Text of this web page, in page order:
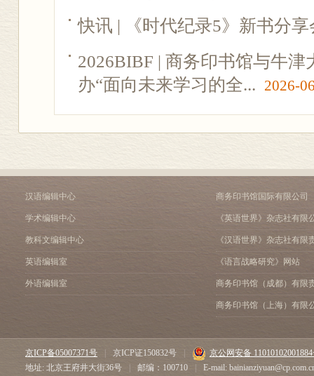
快讯 | 《时代纪录5》新书分
2026BIBF | 商务印书馆与牛
办“面向未来学习的全... 2026-
汉语编辑中心
学术编辑中心
教科文编辑中心
英语编辑室
外语编辑室
商务印书馆国际有限公司
《英语世界》杂志社有限
《汉语世界》杂志社有限
《语言战略研究》网站
商务印书馆（成都）有限
商务印书馆（上海）有限
京ICP备05007371号 京ICP证150832号
京公网安备
地址: 北京王府井大街36号
邮编：100710
E-mail: